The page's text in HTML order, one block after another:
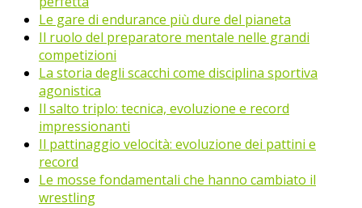
Le gare di endurance più dure del pianeta
Il ruolo del preparatore mentale nelle grandi
competizioni
La storia degli scacchi come disciplina sportiva
agonistica
Il salto triplo: tecnica, evoluzione e record
impressionanti
Il pattinaggio velocità: evoluzione dei pattini e
record
Le mosse fondamentali che hanno cambiato il
wrestling